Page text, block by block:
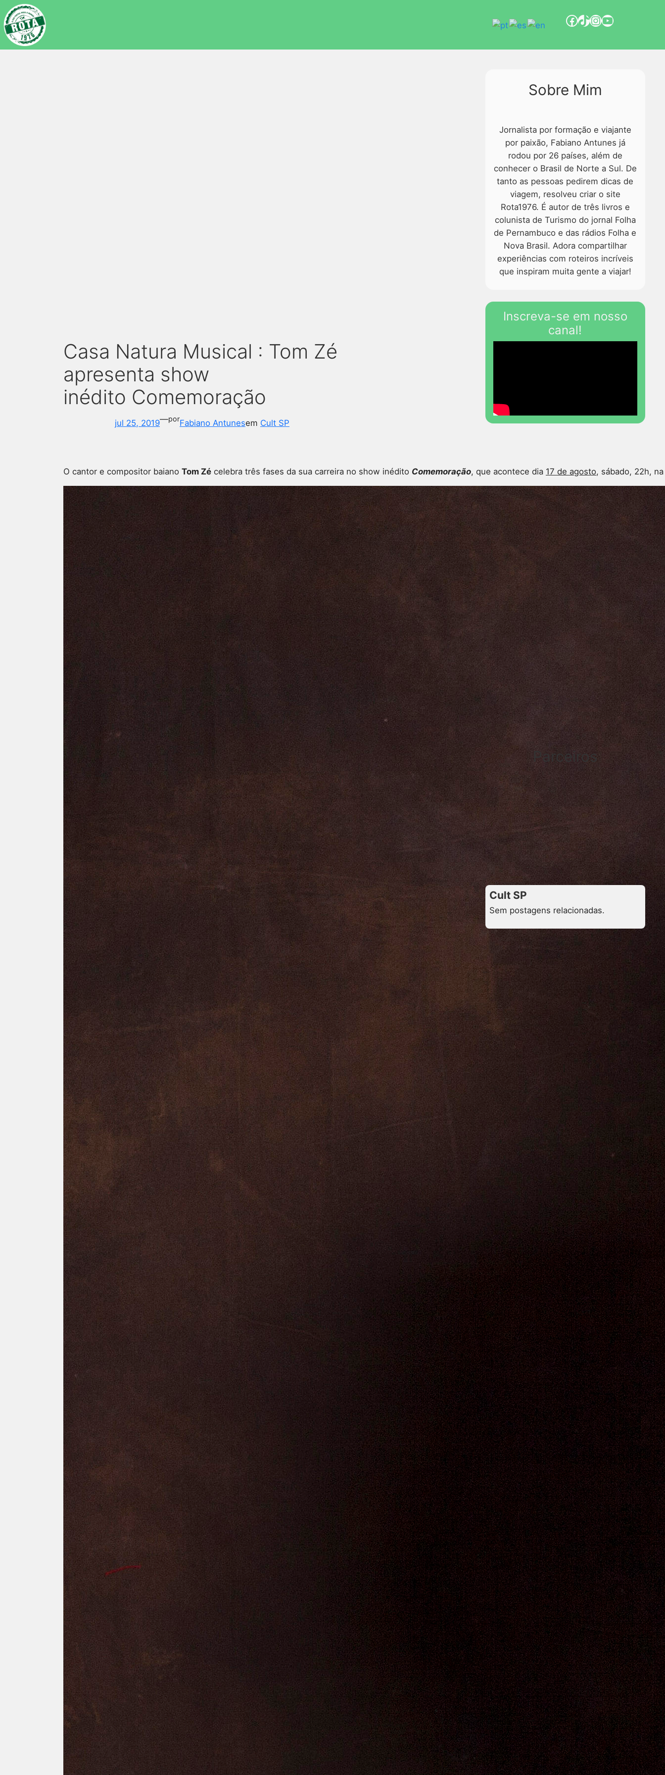
Casa Natura Musical : Tom Zé
apresenta show
inédito Comemoração
jul 25, 2019—porFabiano Antunesem Cult SP
O cantor e compositor baiano Tom Zé celebra três fases da sua carreira no show inédito Comemoração, que acontece dia 17 de agosto, sábado, 22h,
Sobre Mim
Jornalista por formação e viajante
por paixão, Fabiano Antunes já
rodou por 26 países, além de
conhecer o Brasil de Norte a Sul. De
tanto as pessoas pedirem dicas de
viagem, resolveu criar o site
Rota1976. É autor de três livros e
colunista de Turismo do jornal Folha
de Pernambuco e das rádios Folha e
Nova Brasil. Adora compartilhar
experiências com roteiros incríveis
que inspiram muita gente a viajar!
Inscreva-se em nosso
canal!
Parceiros
Cult SP
Sem postagens relacionadas.